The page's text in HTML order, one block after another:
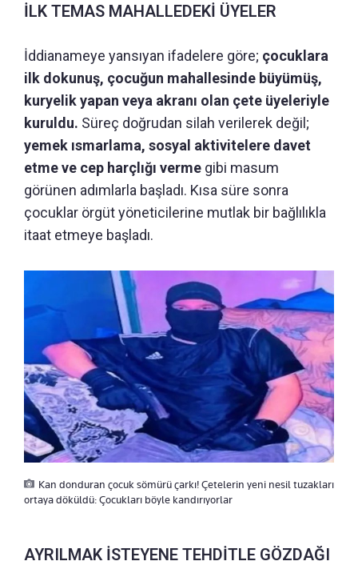
İLK TEMAS MAHALLEDEKİ ÜYELER
İddianameye yansıyan ifadelere göre; çocuklara
ilk dokunuş, çocuğun mahallesinde büyümüş,
kuryelik yapan veya akranı olan çete üyeleriyle
kuruldu. Süreç doğrudan silah verilerek değil;
yemek ısmarlama, sosyal aktivitelere davet
etme ve cep harçlığı verme gibi masum
görünen adımlarla başladı. Kısa süre sonra
çocuklar örgüt yöneticilerine mutlak bir bağlılıkla
itaat etmeye başladı.
Kan donduran çocuk sömürü çarkı! Çetelerin yeni nesil tuzakları
ortaya döküldü: Çocukları böyle kandırıyorlar
AYRILMAK İSTEYENE TEHDİTLE GÖZDAĞI